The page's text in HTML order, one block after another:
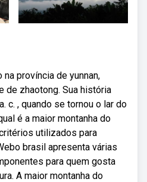
província de yunnan,
de zhaotong. Sua história
c. , quando se tornou o lar do
é a maior montanha do
utilizados para
brasil apresenta várias
para quem gosta
A maior montanha do